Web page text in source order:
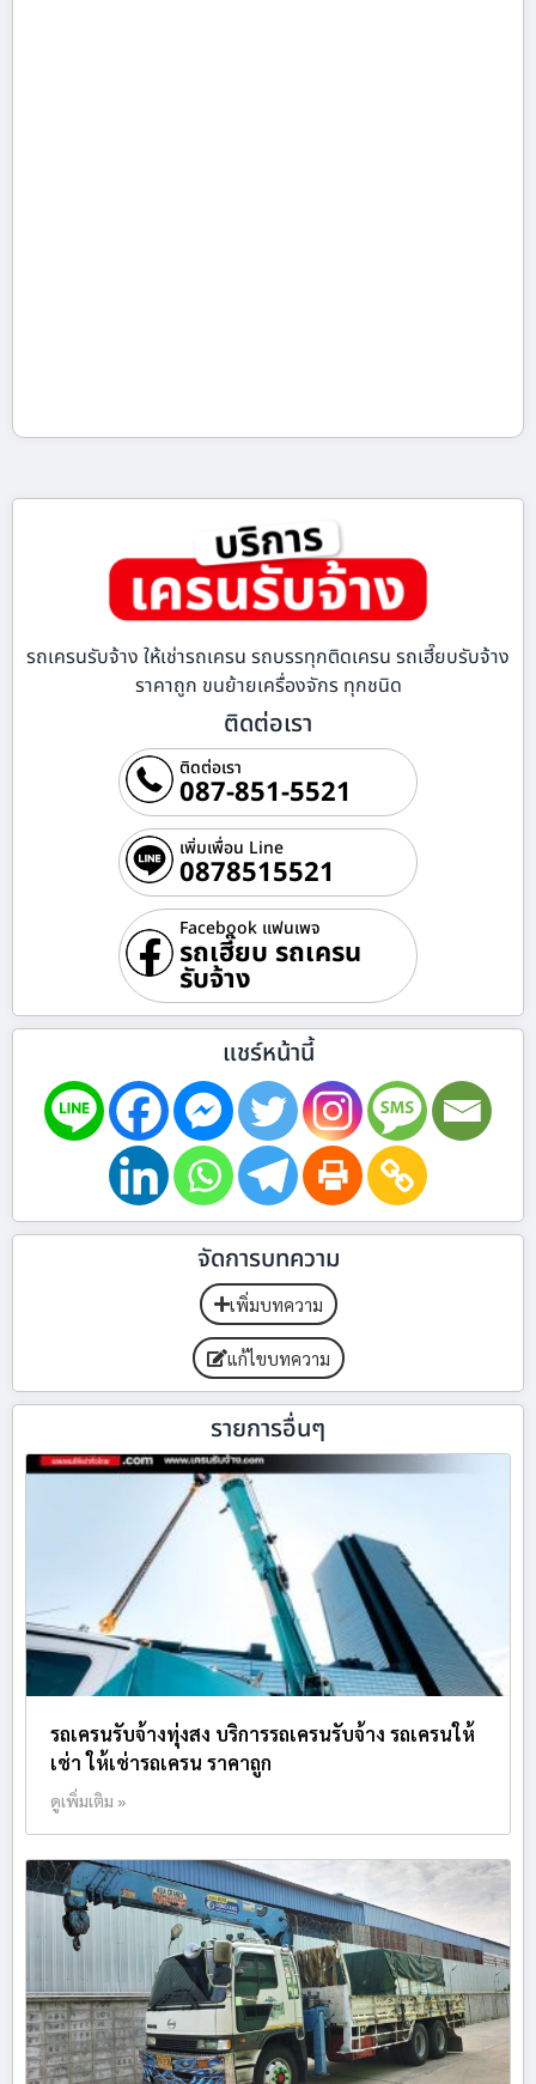
รถเครนรับจ้าง ให้เช่ารถเครน รถบรรทุกติดเครน รถเฮี๊ยบรับจ้าง
ราคาถูก ขนย้ายเครื่องจักร ทุกชนิด
ติดต่อเรา
ติดต่อเรา
087-851-5521
เพิ่มเพื่อน Line
0878515521
Facebook แฟนเพจ
รถเฮี๊ยบ รถเครน
รับจ้าง
แชร์หน้านี้
จัดการบทความ
เพิ่มบทความ
แก้ไขบทความ
รายการอื่นๆ
รถเครนรับจ้างทุ่งสง บริการรถเครนรับจ้าง รถเครนให้
เช่า ให้เช่ารถเครน ราคาถูก
ดูเพิ่มเติม »